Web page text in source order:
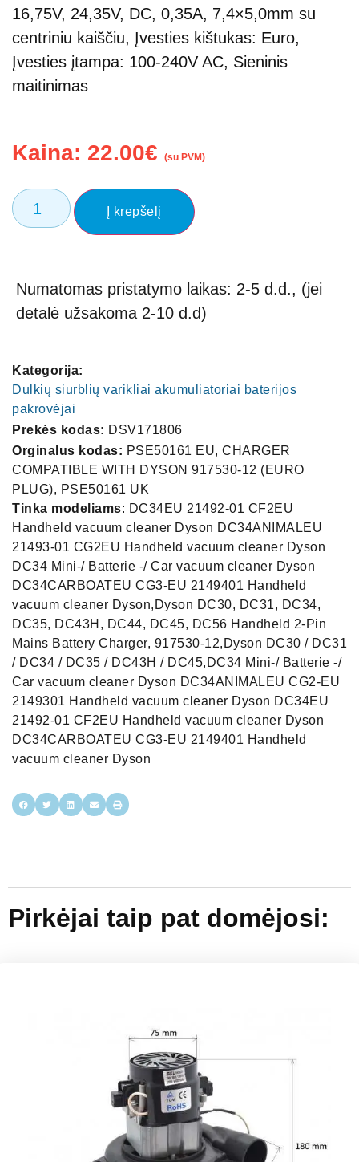
16,75V, 24,35V, DC, 0,35A, 7,4×5,0mm su
centriniu kaiščiu, Įvesties kištukas: Euro,
Įvesties įtampa: 100-240V AC, Sieninis
maitinimas
Kaina: 22.00€ (su PVM)
Į krepšelį
Numatomas pristatymo laikas: 2-5 d.d., (jei
detalė užsakoma 2-10 d.d)
Kategorija:
Dulkių siurblių varikliai akumuliatoriai baterijos
pakrovėjai
Prekės kodas: DSV171806
Orginalus kodas: PSE50161 EU, CHARGER
COMPATIBLE WITH DYSON 917530-12 (EURO
PLUG), PSE50161 UK
Tinka modeliams: DC34EU 21492-01 CF2EU
Handheld vacuum cleaner Dyson DC34ANIMALEU
21493-01 CG2EU Handheld vacuum cleaner Dyson
DC34 Mini-/ Batterie -/ Car vacuum cleaner Dyson
DC34CARBOATEU CG3-EU 2149401 Handheld
vacuum cleaner Dyson,Dyson DC30, DC31, DC34,
DC35, DC43H, DC44, DC45, DC56 Handheld 2-Pin
Mains Battery Charger, 917530-12,Dyson DC30 / DC31
/ DC34 / DC35 / DC43H / DC45,DC34 Mini-/ Batterie -/
Car vacuum cleaner Dyson DC34ANIMALEU CG2-EU
2149301 Handheld vacuum cleaner Dyson DC34EU
21492-01 CF2EU Handheld vacuum cleaner Dyson
DC34CARBOATEU CG3-EU 2149401 Handheld
vacuum cleaner Dyson
Pirkėjai taip pat domėjosi: